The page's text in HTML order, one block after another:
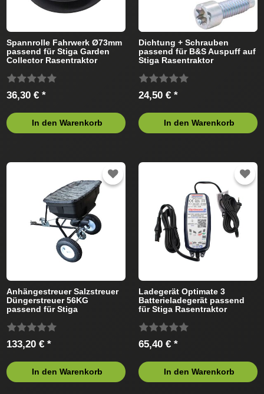
Spannrolle Fahrwerk Ø73mm
passend für Stiga Garden
Collector Rasentraktor
36,30 € *
In den Warenkorb
Dichtung + Schrauben
passend für B&S Auspuff auf
Stiga Rasentraktor
24,50 € *
In den Warenkorb
Anhängestreuer Salzstreuer
Düngerstreuer 56KG
passend für Stiga
133,20 € *
In den Warenkorb
Ladegerät Optimate 3
Batterieladegerät passend
für Stiga Rasentraktor
65,40 € *
In den Warenkorb